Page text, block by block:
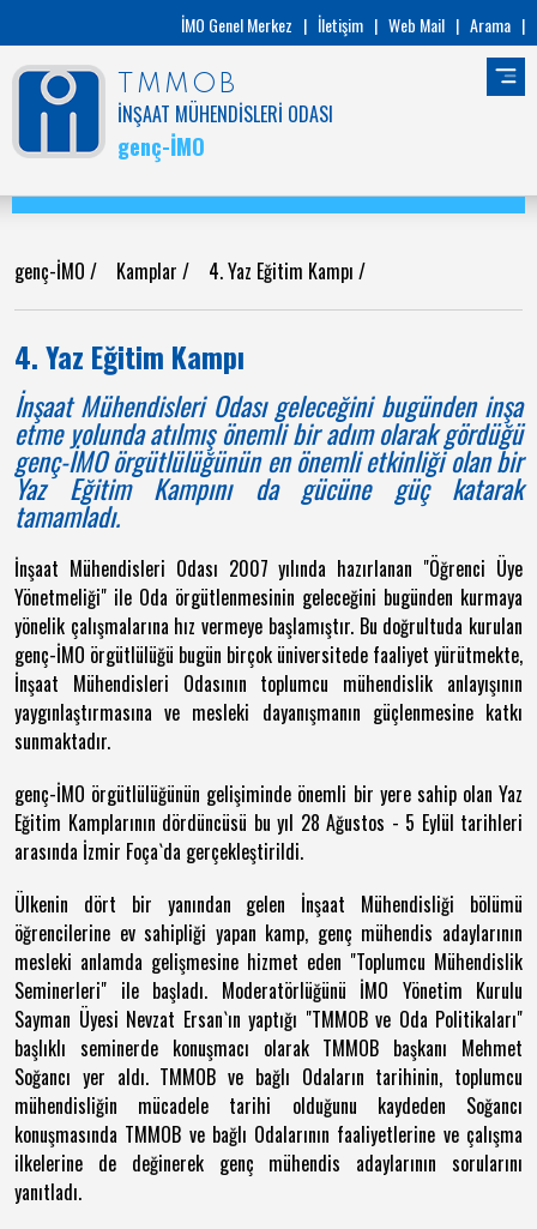
İMO Genel Merkez | İletişim | Web Mail | Arama |
TMMOB
İNŞAAT MÜHENDİSLERİ ODASI
genç-İMO
genç-İMO / Kamplar / 4. Yaz Eğitim Kampı /
4. Yaz Eğitim Kampı
İnşaat Mühendisleri Odası geleceğini bugünden inşa
etme yolunda atılmış önemli bir adım olarak gördüğü
genç-İMO örgütlülüğünün en önemli etkinliği olan bir
Yaz Eğitim Kampını da gücüne güç katarak
tamamladı.
İnşaat Mühendisleri Odası 2007 yılında hazırlanan "Öğrenci Üye
Yönetmeliği" ile Oda örgütlenmesinin geleceğini bugünden kurmaya
yönelik çalışmalarına hız vermeye başlamıştır. Bu doğrultuda kurulan
genç-İMO örgütlülüğü bugün birçok üniversitede faaliyet yürütmekte,
İnşaat Mühendisleri Odasının toplumcu mühendislik anlayışının
yaygınlaştırmasına ve mesleki dayanışmanın güçlenmesine katkı
sunmaktadır.
genç-İMO örgütlülüğünün gelişiminde önemli bir yere sahip olan Yaz
Eğitim Kamplarının dördüncüsü bu yıl 28 Ağustos - 5 Eylül tarihleri
arasında İzmir Foça`da gerçekleştirildi.
Ülkenin dört bir yanından gelen İnşaat Mühendisliği bölümü
öğrencilerine ev sahipliği yapan kamp, genç mühendis adaylarının
mesleki anlamda gelişmesine hizmet eden "Toplumcu Mühendislik
Seminerleri" ile başladı. Moderatörlüğünü İMO Yönetim Kurulu
Sayman Üyesi Nevzat Ersan`ın yaptığı "TMMOB ve Oda Politikaları"
başlıklı seminerde konuşmacı olarak TMMOB başkanı Mehmet
Soğancı yer aldı. TMMOB ve bağlı Odaların tarihinin, toplumcu
mühendisliğin mücadele tarihi olduğunu kaydeden Soğancı
konuşmasında TMMOB ve bağlı Odalarının faaliyetlerine ve çalışma
ilkelerine de değinerek genç mühendis adaylarının sorularını
yanıtladı.